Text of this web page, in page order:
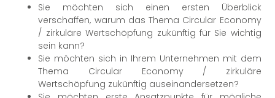
Sie möchten sich einen ersten Überblick
verschaffen, warum das Thema Circular Economy
/ zirkuläre Wertschöpfung zukünftig für Sie wichtig
sein kann?
Sie möchten sich in Ihrem Unternehmen mit dem
Thema Circular Economy / zirkuläre
Wertschöpfung zukünftig auseinandersetzen?